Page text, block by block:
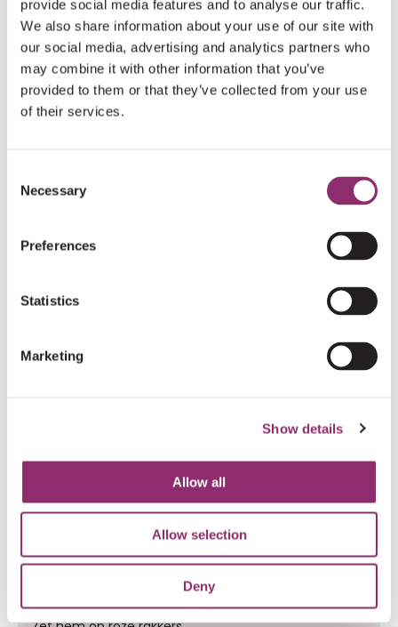
provide social media features and to analyse our traffic.
We also share information about your use of our site with
our social media, advertising and analytics partners who
may combine it with other information that you’ve
provided to them or that they’ve collected from your use
of their services.
Selection
Necessary
Preferences
Statistics
Marketing
Show details
Allow all
Allow selection
Deny
DONEER EN MAAK HET VERSCHIL!
DONEER NU
Succes mannen
€10
Suc6 mannen...goed dat jullie dit doen.